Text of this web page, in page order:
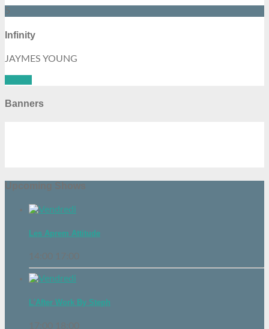
5
Infinity
JAYMES YOUNG
Banners
Upcoming Shows
Les Aprem Attitude
14:00 17:00
L'After Work By Steph
17:00 18:00